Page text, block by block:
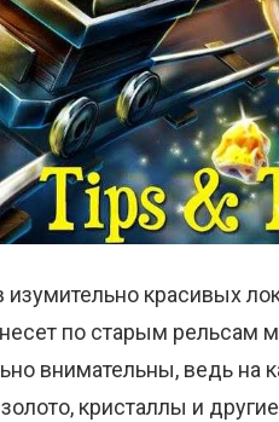
красивых
по старым рельсам
внимательны, ведь на
кристаллы и